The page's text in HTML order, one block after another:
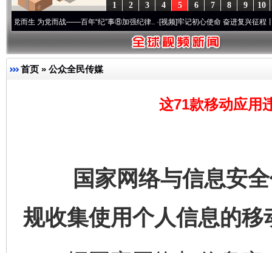
10
9
8
7
6
5
4
3
2
1
党而战——百年“纪”事⑧加强纪律..·[视频]牢记初心使命 奋进复兴征程丨“转折之城”
首页 » 公众全民传媒
这71款移动应用
国家网络与信息安全
规收集使用个人信息的移